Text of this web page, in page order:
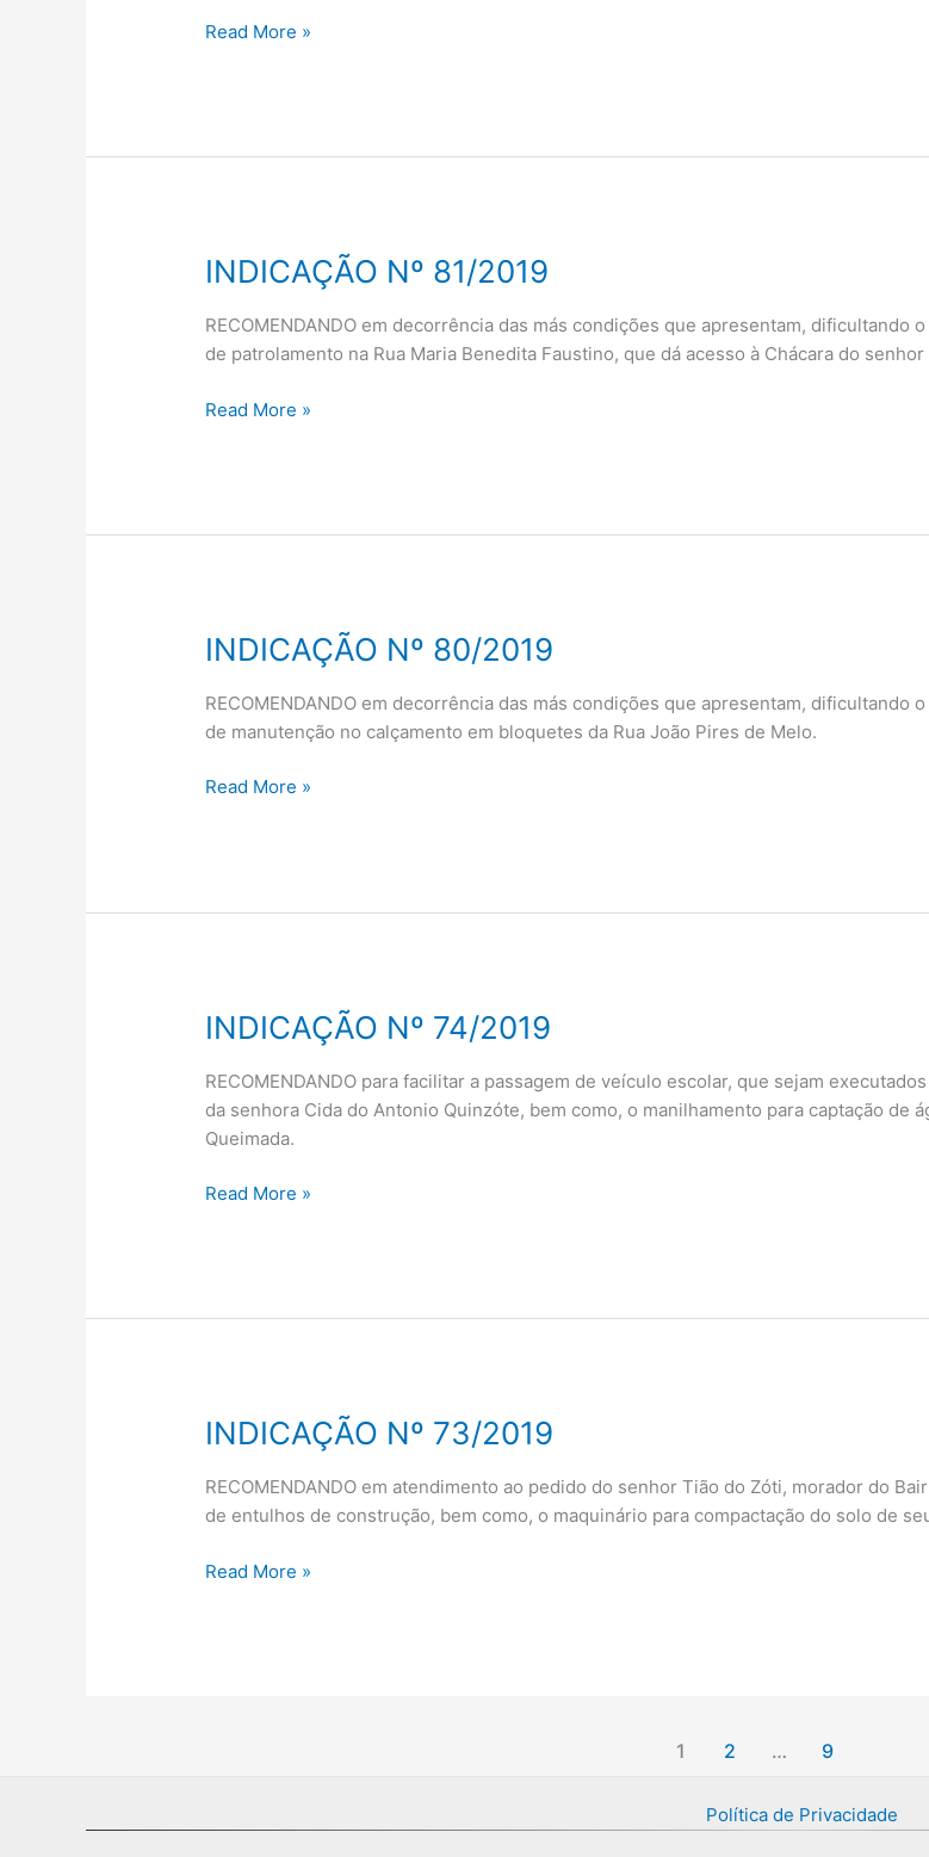
Read More »
INDICAÇÃO Nº 81/2019
RECOMENDANDO em decorrência das más condições que apresentam,
de patrolamento na Rua Maria Benedita Faustino, que dá acesso à Chácara do
INDICAÇÃO
81/2019
Read More »
INDICAÇÃO Nº 80/2019
RECOMENDANDO em decorrência das más condições que apresentam,
de manutenção no calçamento em bloquetes da Rua João Pires de Melo.
INDICAÇÃO
80/2019
Read More »
INDICAÇÃO Nº 74/2019
RECOMENDANDO para facilitar a passagem de veículo escolar, que sejam
da senhora Cida do Antonio Quinzóte, bem como, o manilhamento para captação de
Queimada.
INDICAÇÃO
74/2019
Read More »
INDICAÇÃO Nº 73/2019
RECOMENDANDO em atendimento ao pedido do senhor Tião do Zóti, morador do
de entulhos de construção, bem como, o maquinário para compactação do solo de
INDICAÇÃO
73/2019
Read More »
1 2 … 9
Política de Privacidade